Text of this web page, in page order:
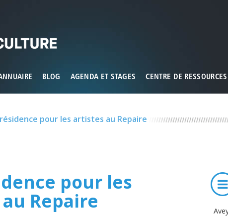
BLOG AGENDA ET STAGES CENTRE DE RESSOURCES
pour les artistes au Repaire
pour les
Repaire